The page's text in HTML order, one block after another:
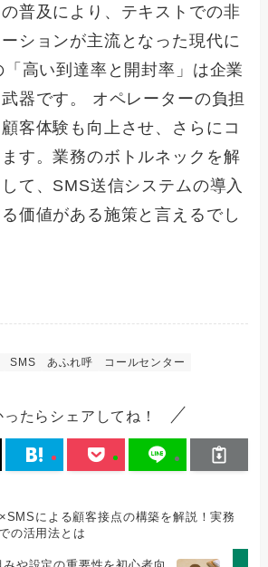
普及により、テキストでの非
ションが主流となった現代に
高い到達率と開封率」は企業
器です。 オペレーターの負担
客体験も向上させ、さらにコ
す。業務のボトルネックを解
て、SMS送信システムの導入
価値がある施策と言えるでし
SMS あふれ呼 コールセンター
ったらシェアしてね！
による顧客接点の構築を解説！実務
の活用法とは